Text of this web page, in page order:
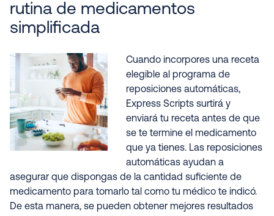
rutina de medicamentos
simplificada
Cuando incorpores una receta
elegible al programa de
reposiciones automáticas,
Express Scripts surtirá y
enviará tu receta antes de que
se te termine el medicamento
que ya tienes. Las reposiciones
automáticas ayudan a
asegurar que dispongas de la cantidad suficiente de
medicamento para tomarlo tal como tu médico te indicó.
De esta manera, se pueden obtener mejores resultados